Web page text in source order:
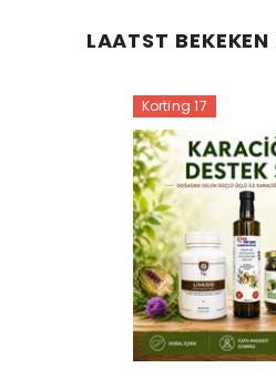
LAATST
Korting 17